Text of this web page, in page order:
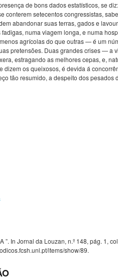
de bons dados estatísticos, se
conterem setecentos congressistas,
abandonar suas terras, gados e
numa viagem longa, e numa
agrícolas do que outras — é um
pretensões. Duas grandes crises —
estragando as melhores cepas, e,
dizem os queixosos, é devida á
tão resumido, a despeito dos
”. In Jornal da Louzan, n.º 148, pág. 1,
items/show/89.